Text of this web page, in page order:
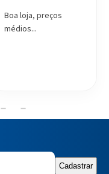
Boa loja, preços
médios...
Cadastrar